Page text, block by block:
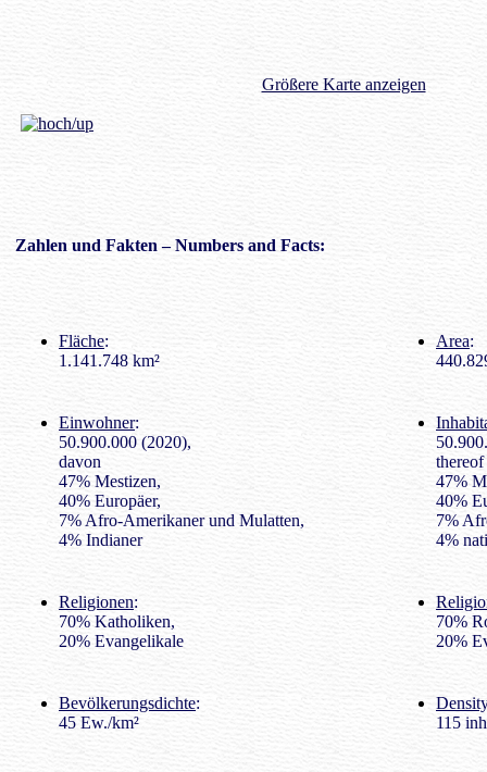
Größere Karte anzeigen
Zahlen und Fakten – Numbers and Facts:
Fläche:
1.141.748 km²
Area:
Einwohner:
50.900.000 (2020),
davon
47% Mestizen,
40% Europäer,
7% Afro-Amerikaner und Mulatten,
4% Indianer
thereof
47%
40%
7%
4%
Religionen:
70% Katholiken,
20% Evangelikale
70%
20%
Bevölkerungsdichte:
45 Ew./km²
115